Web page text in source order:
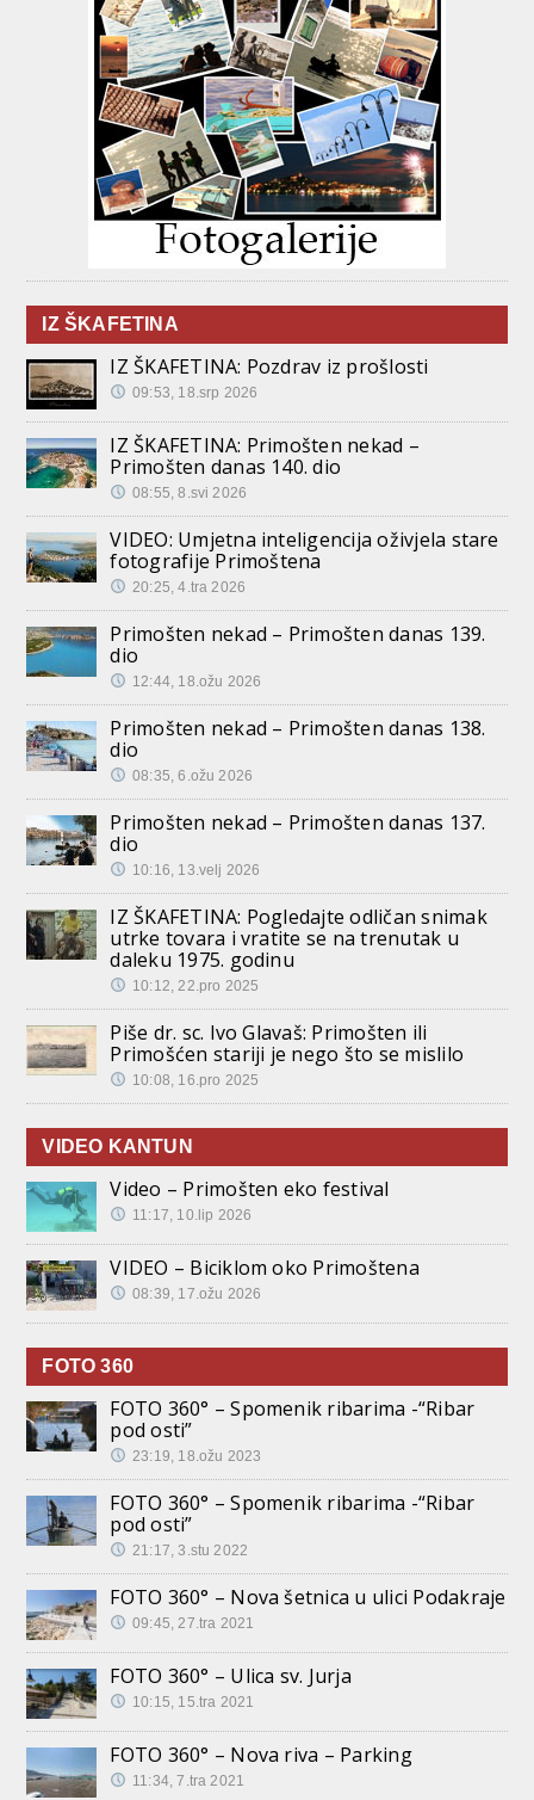
IZ ŠKAFETINA
IZ ŠKAFETINA: Pozdrav iz prošlosti
09:53, 18.srp 2026
IZ ŠKAFETINA: Primošten nekad –
Primošten danas 140. dio
08:55, 8.svi 2026
VIDEO: Umjetna inteligencija oživjela stare
fotografije Primoštena
20:25, 4.tra 2026
Primošten nekad – Primošten danas 139.
dio
12:44, 18.ožu 2026
Primošten nekad – Primošten danas 138.
dio
08:35, 6.ožu 2026
Primošten nekad – Primošten danas 137.
dio
10:16, 13.velj 2026
IZ ŠKAFETINA: Pogledajte odličan snimak
utrke tovara i vratite se na trenutak u
daleku 1975. godinu
10:12, 22.pro 2025
Piše dr. sc. Ivo Glavaš: Primošten ili
Primošćen stariji je nego što se mislilo
10:08, 16.pro 2025
VIDEO KANTUN
Video – Primošten eko festival
11:17, 10.lip 2026
VIDEO – Biciklom oko Primoštena
08:39, 17.ožu 2026
FOTO 360
FOTO 360° – Spomenik ribarima -“Ribar
pod osti”
23:19, 18.ožu 2023
FOTO 360° – Spomenik ribarima -“Ribar
pod osti”
21:17, 3.stu 2022
FOTO 360° – Nova šetnica u ulici Podakraje
09:45, 27.tra 2021
FOTO 360° – Ulica sv. Jurja
10:15, 15.tra 2021
FOTO 360° – Nova riva – Parking
11:34, 7.tra 2021